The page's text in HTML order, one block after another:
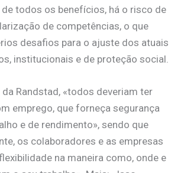
de todos os benefícios, há o risco de
de competências, o que
desafios para o ajuste dos atuais
institucionais e de proteção social.
da Randstad, «todos deveriam ter
emprego, que forneça segurança
e de rendimento», sendo que
os colaboradores e as empresas
na maneira como, onde e